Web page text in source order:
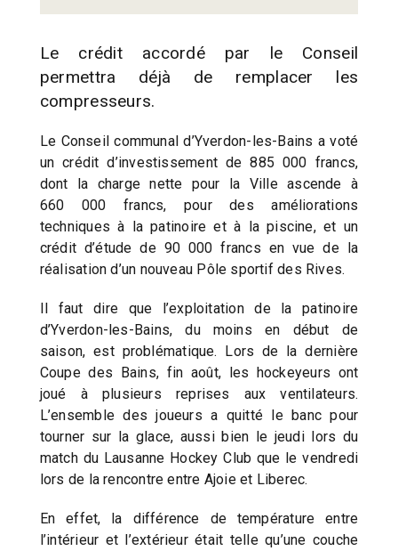
Le crédit accordé par le Conseil
permettra déjà de remplacer les
compresseurs.
Le Conseil communal d’Yverdon-les-Bains a voté
un crédit d’investissement de 885 000 francs,
dont la charge nette pour la Ville ascende à
660 000 francs, pour des améliorations
techniques à la patinoire et à la piscine, et un
crédit d’étude de 90 000 francs en vue de la
réalisation d’un nouveau Pôle sportif des Rives.
Il faut dire que l’exploitation de la patinoire
d’Yverdon-les-Bains, du moins en début de
saison, est problématique. Lors de la dernière
Coupe des Bains, fin août, les hockeyeurs ont
joué à plusieurs reprises aux ventilateurs.
L’ensemble des joueurs a quitté le banc pour
tourner sur la glace, aussi bien le jeudi lors du
match du Lausanne Hockey Club que le vendredi
lors de la rencontre entre Ajoie et Liberec.
En effet, la différence de température entre
l’intérieur et l’extérieur était telle qu’une couche